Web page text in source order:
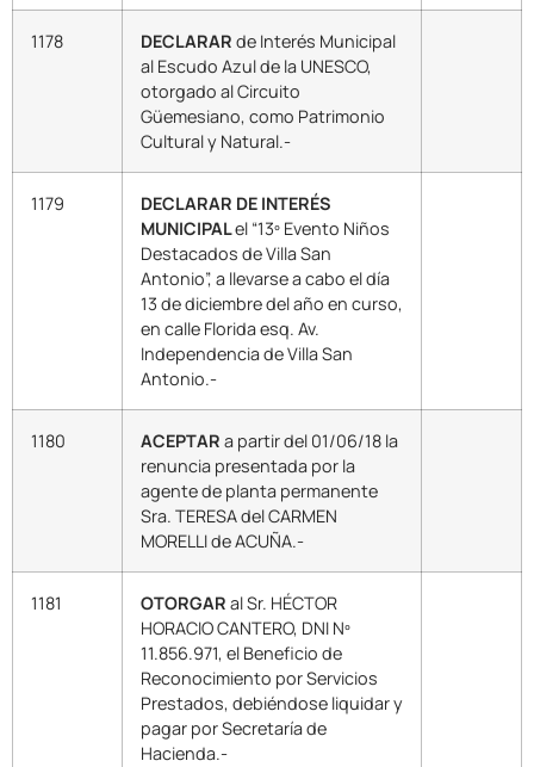
1178 DECLARAR de Interés Municipal
al Escudo Azul de la UNESCO,
otorgado al Circuito
Güemesiano, como Patrimonio
Cultural y Natural.-
1179
DECLARAR DE INTERÉS
MUNICIPALel “13º Evento Niños
Destacados de Villa San
Antonio”, a llevarse a cabo el día
13 de diciembre del año en curso,
en calle Florida esq. Av.
Independencia de Villa San
Antonio.-
1180 ACEPTAR a partir del 01/06/18 la
renuncia presentada por la
agente de planta permanente
Sra. TERESA del CARMEN
MORELLI de ACUÑA.-
1181 OTORGAR al Sr. HÉCTOR
HORACIO CANTERO, DNI Nº
11.856.971, el Beneficio de
Reconocimiento por Servicios
Prestados, debiéndose liquidar y
pagar por Secretaría de
Hacienda.-